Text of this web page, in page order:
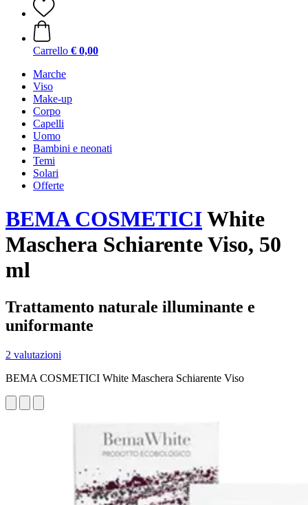
Carrello € 0,00
Marche
Viso
Make-up
Corpo
Capelli
Uomo
Bambini e neonati
Temi
Solari
Offerte
BEMA COSMETICIWhite
Maschera Schiarente Viso, 50
ml
Trattamento naturale illuminante e
uniformante
2 valutazioni
BEMA COSMETICI White Maschera Schiarente Viso